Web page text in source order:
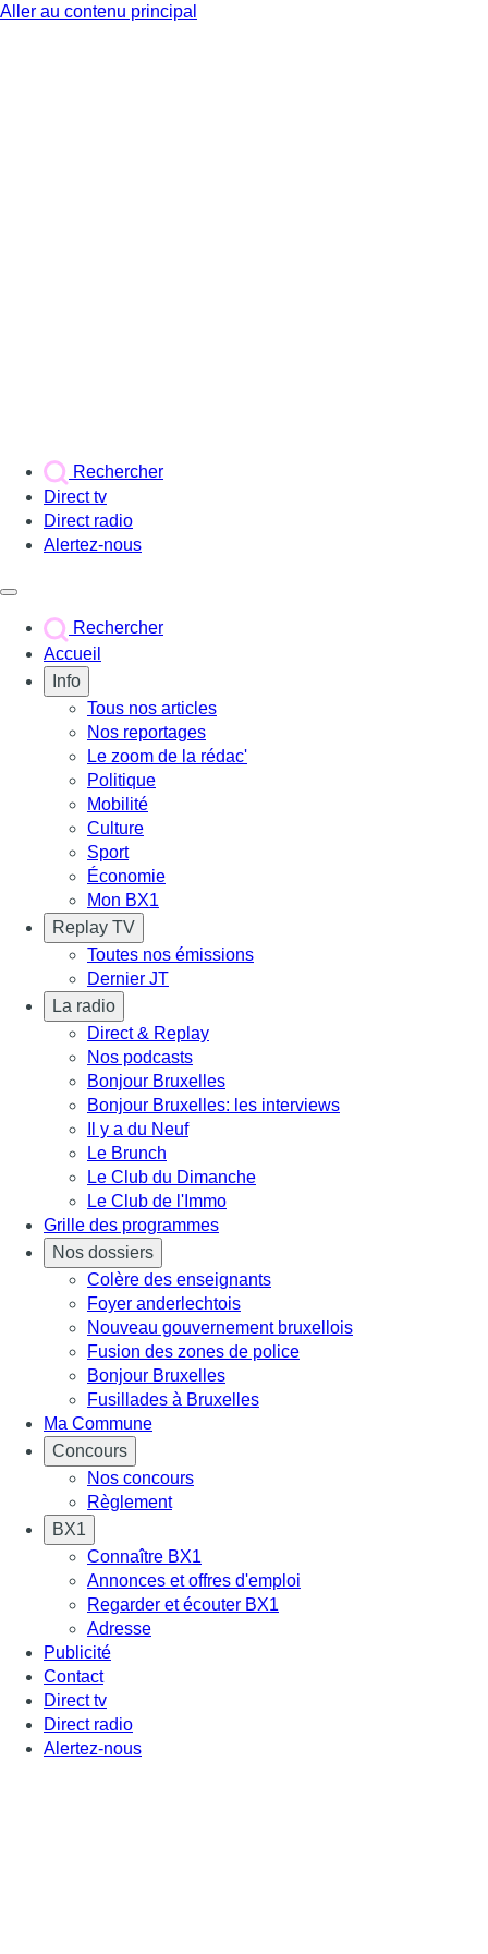
Aller au contenu principal
Rechercher
Direct tv
Direct radio
Alertez-nous
Rechercher
Accueil
Info
Tous nos articles
Nos reportages
Le zoom de la rédac'
Politique
Mobilité
Culture
Sport
Économie
Mon BX1
Replay TV
Toutes nos émissions
Dernier JT
La radio
Direct & Replay
Nos podcasts
Bonjour Bruxelles
Bonjour Bruxelles: les interviews
Il y a du Neuf
Le Brunch
Le Club du Dimanche
Le Club de l'Immo
Grille des programmes
Nos dossiers
Colère des enseignants
Foyer anderlechtois
Nouveau gouvernement bruxellois
Fusion des zones de police
Bonjour Bruxelles
Fusillades à Bruxelles
Ma Commune
Concours
Nos concours
Règlement
BX1
Connaître BX1
Annonces et offres d'emploi
Regarder et écouter BX1
Adresse
Publicité
Contact
Direct tv
Direct radio
Alertez-nous